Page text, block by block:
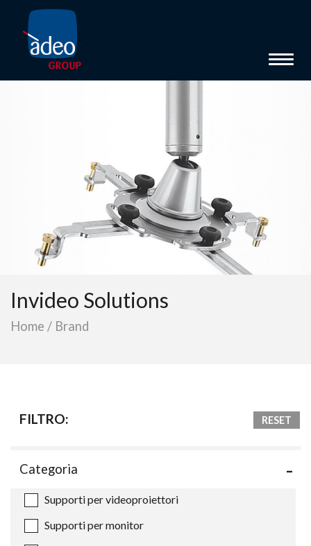
Invideo Solutions
Home / Brand
FILTRO: RESET
Categoria
Supporti per videoproiettori
Supporti per monitor